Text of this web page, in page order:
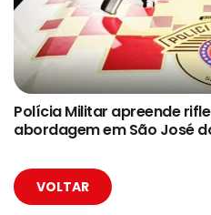
Polícia Militar apreende
abordagem em São José
VOLTAR